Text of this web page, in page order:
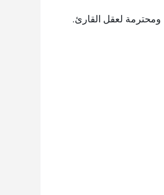
لعقل القارئ.